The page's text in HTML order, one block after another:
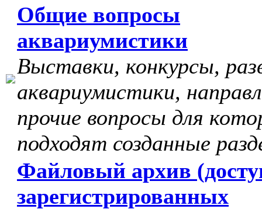
Общие вопросы
аквариумистики
Выставки, конкурсы,
аквариумистики,
прочие вопросы для
подходят созданные
Файловый архив
зарегистрированных